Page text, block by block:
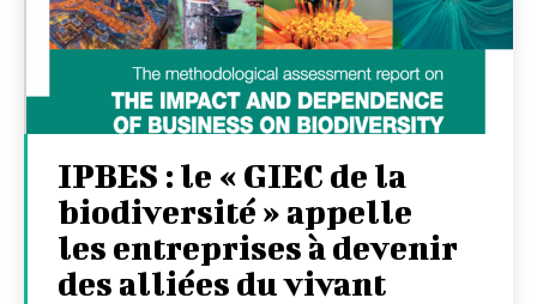
IPBES : le « GIEC de la
biodiversité » appelle
les entreprises à devenir
des alliées du vivant